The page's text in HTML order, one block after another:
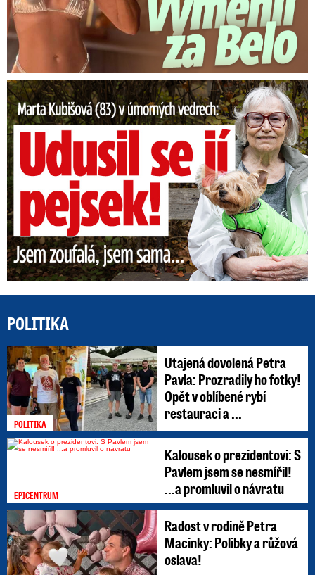
Marta Kubišová (83) v úmorných vedrech: Udusil se jí pejsek!
POLITIKA
POLITIKA
Utajená dovolená Petra
Pavla: Prozradily ho fotky!
Opět v oblíbené rybí
restauraci a ...
EPICENTRUM
Kalousek o prezidentovi: S
Pavlem jsem se nesmířil!
...a promluvil o návratu
Radost v rodině Petra
Macinky: Polibky a růžová
oslava!